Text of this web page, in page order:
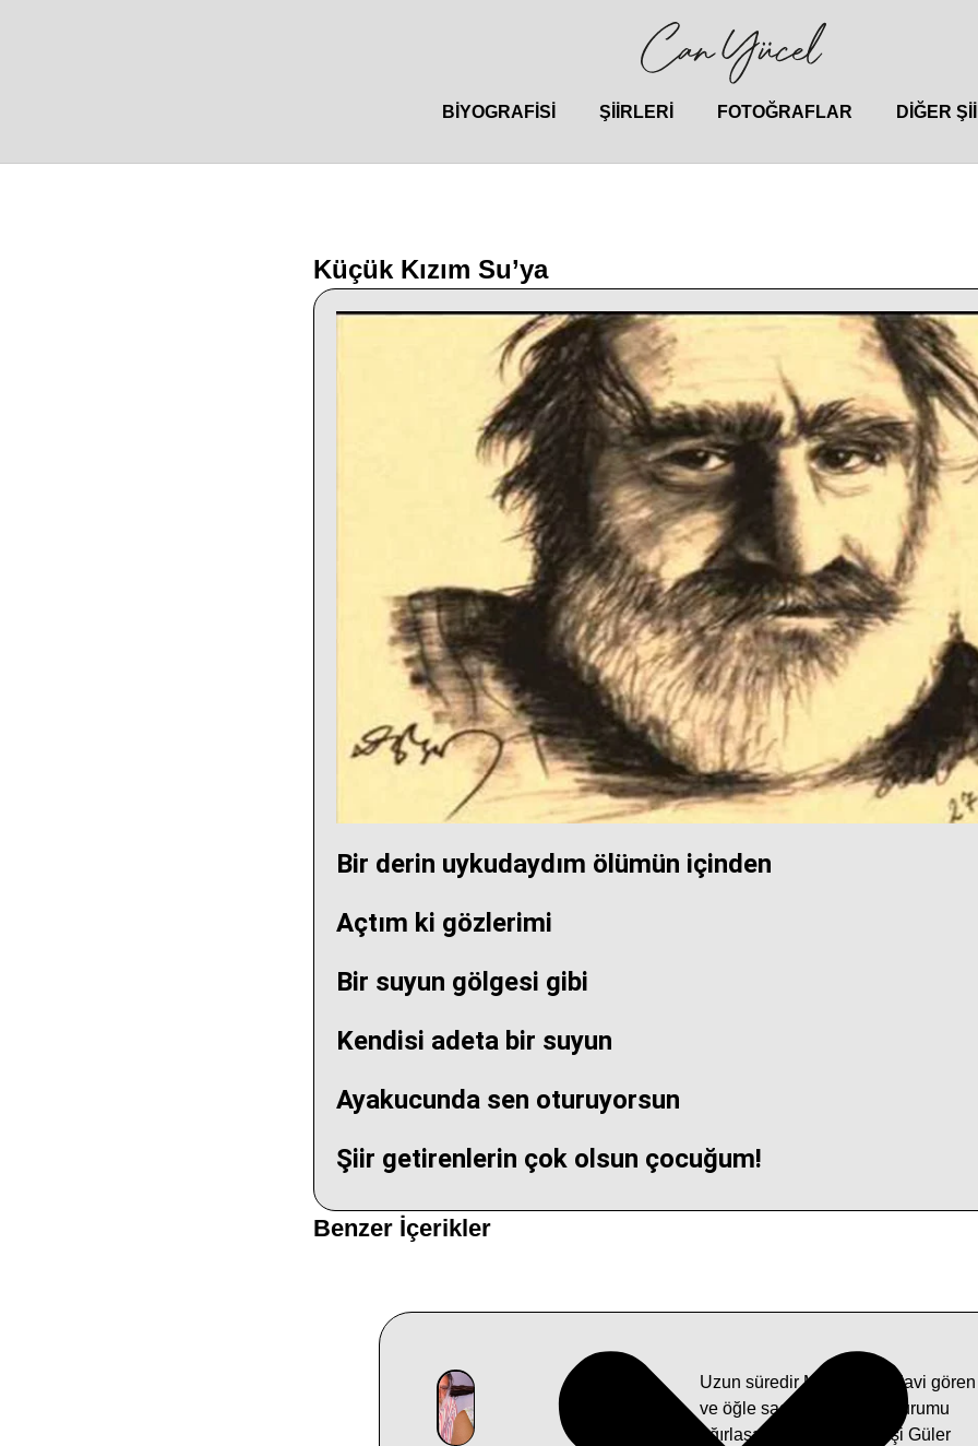
BIYOGRAFISI ŞIIRLERI FOTOĞRAFLAR DIĞER
Küçük Kızım Su’ya
Bir derin uykudaydım ölümün içinden
Açtım ki gözlerimi
Bir suyun gölgesi gibi
Kendisi adeta bir suyun
Ayakucunda sen oturuyorsun
Şiir getirenlerin çok olsun çocuğum!
Benzer İçerikler
Uzun süredir Muğla’da tedavi gören
ve öğle saatlerine doğru durumu
ağırlaşan Can Yücel’in eşi Güler